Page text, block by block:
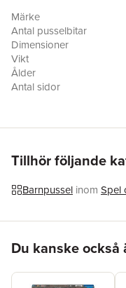
Märke
Antal pusselbitar
Dimensioner
Vikt
Ålder
Antal sidor
EAN
Originaltitel
Varutyp
Tillhör följande
Barnpussel inom Spel
Du kanske